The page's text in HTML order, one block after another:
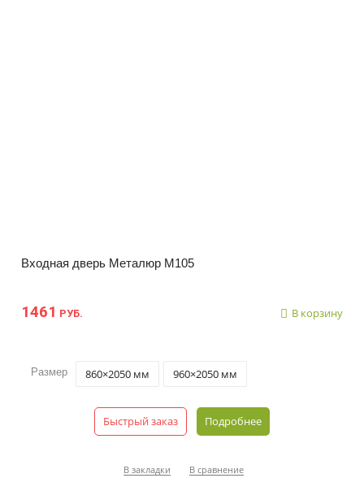
Входная дверь Металюр М105
1461 РУБ. В корзину
Размер 860×2050 мм 960×2050 мм
Быстрый заказ Подробнее
В закладки В сравнение